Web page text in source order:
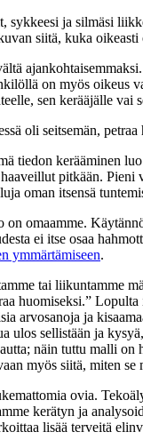
sykkeesi ja silmäsi
siitä, kuka oikeasti
on myös oikeus
sen kerääjälle vai
oli seitsemän, petraa
tiedon kerääminen
pitkään.
oman itsensä
on omaamme.
ei itse osaa
ymmärtämiseen.
tai liikuntamme
huomiseksi.”
arvosanoja ja
ulos sellistään ja
näin tuttu malli
myös siitä, miten
ovia.
kerätyn ja
lisää terveitä